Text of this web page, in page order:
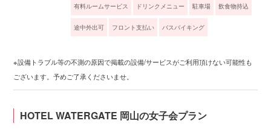
有料ルームサービス ドリンクメニュー 駐車場 飲食物持込
途中外出可 フロント支払い バスバイキング
※設備トラブル等の不測の原因で掲載の設備/サービスがご利用頂けない可能性も
ございます。予めご了承くださいませ。
HOTEL WATERGATE 岡山の女子会プラン